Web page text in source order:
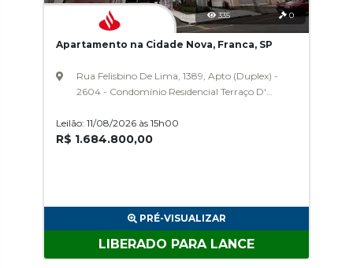
335 0
Apartamento na Cidade Nova, Franca, SP
Rua Felisbino De Lima, 1389, Apto (Duplex) -
2604 - Condomínio Residencial Terraço D'
Leilão: 11/08/2026 às 15h00
R$ 1.684.800,00
PRÉ-VISUALIZAR
LIBERADO PARA LANCE